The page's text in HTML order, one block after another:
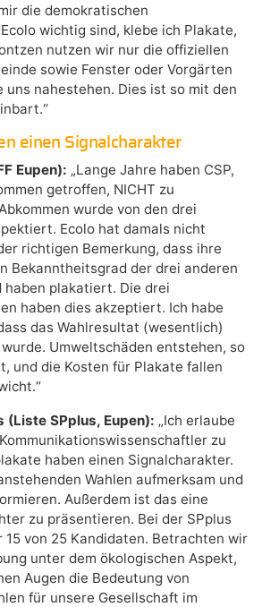
die demokratischen
wichtig sind, klebe ich Plakate,
nutzen wir nur die offiziellen
sowie Fenster oder Vorgärten
uns nahestehen. Dies ist so mit den
einen Signalcharakter
Eupen): „Lange Jahre haben CSP,
getroffen, NICHT zu
wurde von den drei
Ecolo hat damals nicht
richtigen Bemerkung, dass ihre
Bekanntheitsgrad der drei anderen
haben plakatiert. Die drei
haben dies akzeptiert. Ich habe
das Wahlresultat (wesentlich)
Umweltschäden entstehen, so
und die Kosten für Plakate fallen
SPplus, Eupen): „Ich erlaube
zu
haben einen Signalcharakter.
Wahlen aufmerksam und
Außerdem ist das eine
zu präsentieren. Bei der SPplus
von 25 Kandidaten. Betrachten wir
unter dem ökologischen Aspekt,
Augen die Bedeutung von
für unsere Gesellschaft im